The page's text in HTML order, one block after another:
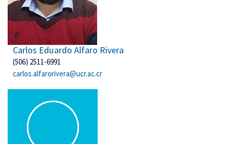
Carlos Eduardo Alfaro Rivera
(506) 2511-6991
carlos.alfarorivera@ucr.ac.cr